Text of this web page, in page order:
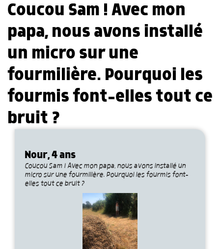
Coucou Sam ! Avec mon
papa, nous avons installé
un micro sur une
fourmilière. Pourquoi les
fourmis font-elles tout ce
bruit ?
Nour, 4 ans
Coucou Sam ! Avec mon papa, nous avons installé un
micro sur une fourmilière. Pourquoi les fourmis font-
elles tout ce bruit ?